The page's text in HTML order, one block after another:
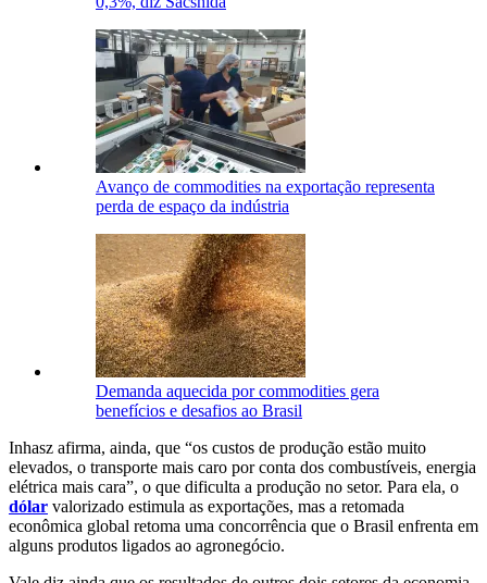
Avanço de commodities na exportação representa
perda de espaço da indústria
Demanda aquecida por commodities gera
benefícios e desafios ao Brasil
Inhasz afirma, ainda, que “os custos de produção estão muito
elevados, o transporte mais caro por conta dos combustíveis, energia
elétrica mais cara”, o que dificulta a produção no setor. Para ela, o
dólar valorizado estimula as exportações, mas a retomada
econômica global retoma uma concorrência que o Brasil enfrenta em
alguns produtos ligados ao agronegócio.